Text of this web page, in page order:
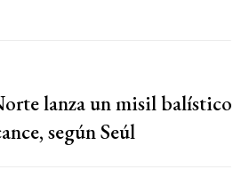
lanza un misil balístico
según Seúl